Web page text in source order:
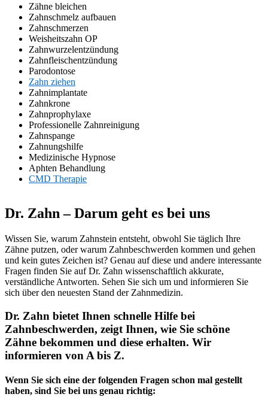
Zähne bleichen
Zahnschmelz aufbauen
Zahnschmerzen
Weisheitszahn OP
Zahnwurzelentzündung
Zahnfleischentzündung
Parodontose
Zahn ziehen
Zahnimplantate
Zahnkrone
Zahnprophylaxe
Professionelle Zahnreinigung
Zahnspange
Zahnungshilfe
Medizinische Hypnose
Aphten Behandlung
CMD Therapie
Dr. Zahn – Darum geht es bei uns
Wissen Sie, warum Zahnstein entsteht, obwohl Sie täglich Ihre
Zähne putzen, oder warum Zahnbeschwerden kommen und gehen
und kein gutes Zeichen ist? Genau auf diese und andere interessante
Fragen finden Sie auf Dr. Zahn wissenschaftlich akkurate,
verständliche Antworten. Sehen Sie sich um und informieren Sie
sich über den neuesten Stand der Zahnmedizin.
Dr. Zahn bietet Ihnen schnelle Hilfe bei
Zahnbeschwerden, zeigt Ihnen, wie Sie schöne
Zähne bekommen und diese erhalten. Wir
informieren von A bis Z.
Wenn Sie sich eine der folgenden Fragen schon mal gestellt
haben, sind Sie bei uns genau richtig: